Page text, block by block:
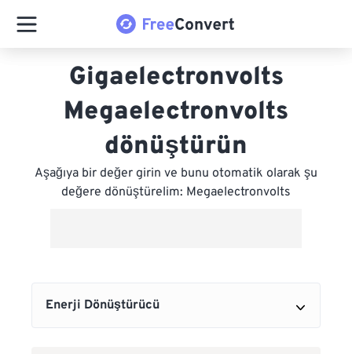
Gigaelectronvolts
Megaelectronvolts
dönüştürün
Aşağıya bir değer girin ve bunu otomatik olarak şu
değere dönüştürelim: Megaelectronvolts